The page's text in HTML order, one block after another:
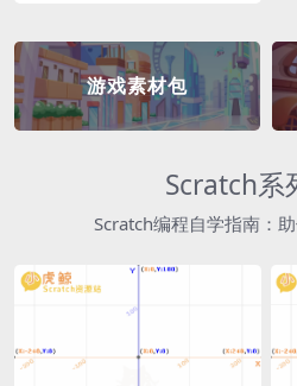
游戏素材包
Scratch系
Scratch编程自学指南：